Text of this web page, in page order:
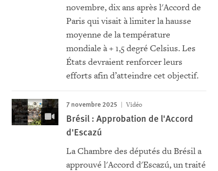
novembre, dix ans après l'Accord de
Paris qui visait à limiter la hausse
moyenne de la température
mondiale à + 1,5 degré Celsius. Les
États devraient renforcer leurs
efforts afin d’atteindre cet objectif.
7 novembre 2025 Vidéo
Brésil : Approbation de l'Accord
d'Escazú
La Chambre des députés du Brésil a
approuvé l'Accord d'Escazú, un traité